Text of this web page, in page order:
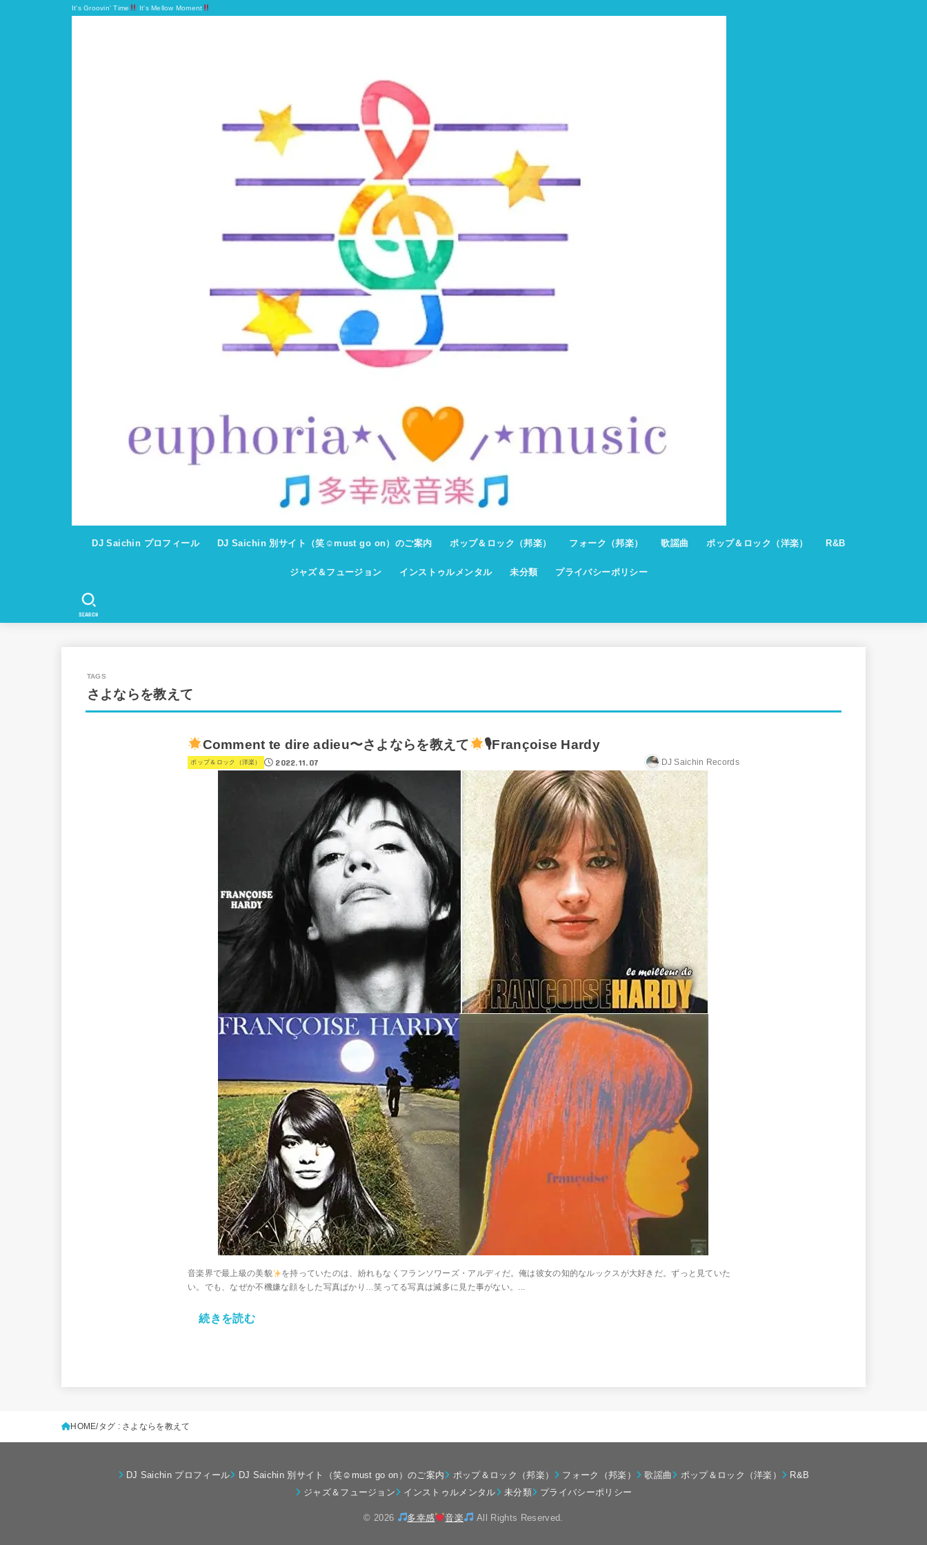
It's Groovin' Time It's Mellow Moment
DJ Saichin プロフィール DJ Saichin 別サイト（笑☺must go on）のご案内 ポップ＆ロック（邦楽） フォーク（邦楽） 歌謡曲 ポップ＆ロック（洋楽） R&B
ジャズ＆フュージョン インストゥルメンタル 未分類 プライバシーポリシー
SEARCH
さよならを教えて
Comment te dire adieu〜さよならを教えて 🎙Françoise Hardy
ポップ＆ロック（洋楽） 2022.11.07 DJ Saichin Records
音楽界で最上級の美貌
を持っていたのは、紛れもなくフランソワーズ・アルディだ。俺は彼女の知的なルックスが大好きだ。ずっと見ていた
い。でも、なぜか不機嫌な顔をした写真ばかり…笑ってる写真は滅多に見た事がない。...
続きを読む
HOME タグ : さよならを教えて
DJ Saichin プロフィール DJ Saichin 別サイト（笑☺must go on）のご案内 ポップ＆ロック（邦楽） フォーク（邦楽） 歌謡曲 ポップ＆ロック（洋楽）
R&B
ジャズ＆フュージョン
インストゥルメンタル 未分類 プライバシーポリシー
© 2026 多幸感 音楽 All Rights Reserved.